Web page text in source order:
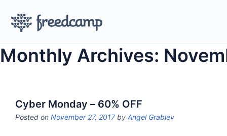
Monthly Archives:
Cyber Monday – 60% OFF
Posted on November 27, 2017by Angel Grablev